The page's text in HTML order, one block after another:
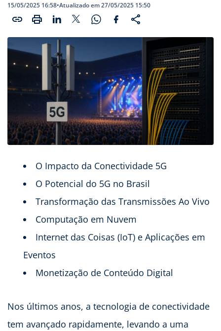
15/05/2025 16:58•Atualizado em 27/05/2025 15:50
O Impacto da Conectividade 5G
O Potencial do 5G no Brasil
Transformação das Transmissões Ao Vivo
Computação em Nuvem
Internet das Coisas (IoT) e Aplicações em
Eventos
Monetização de Conteúdo Digital
Nos últimos anos, a tecnologia de conectividade
tem avançado rapidamente, levando a uma